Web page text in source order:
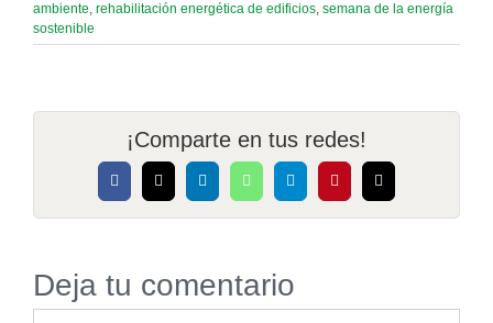
ambiente, rehabilitación energética de edificios, semana de la energía
sostenible
¡Comparte en tus redes!
Facebook
X LinkedInWhatsAppTelegramPinterestCorreo
electrónico
Deja tu comentario